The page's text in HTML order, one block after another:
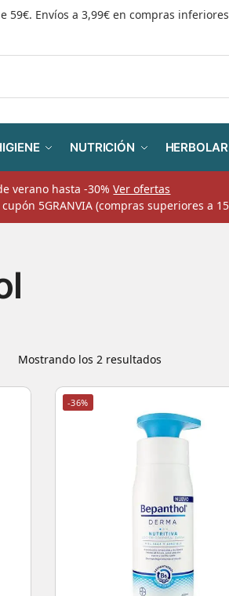
59€. Envíos a 3,99€ en compras
NUTRICIÓN
verano hasta -30%Ver ofertas
5GRANVIA (compras superiores a
Mostrando los 2 resultados
-36%